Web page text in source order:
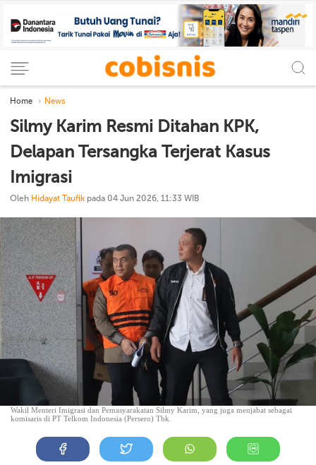
Home News
Silmy Karim Resmi Ditahan KPK,
Delapan Tersangka Terjerat Kasus
Imigrasi
Oleh Hidayat Taufik pada 04 Jun 2026, 11:33 WIB
Wakil Menteri Imigrasi dan Pemasyarakatan Silmy Karim, yang juga menjabat sebagai
komisaris di PT Telkom Indonesia (Persero) Tbk.